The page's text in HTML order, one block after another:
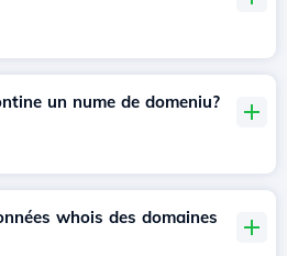
un nume de domeniu?
whois des domaines